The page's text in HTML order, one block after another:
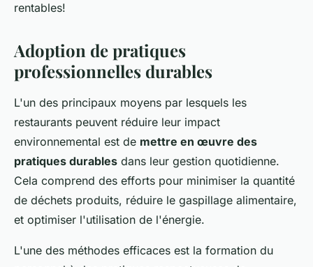
rentables!
Adoption de pratiques
professionnelles durables
L'un des principaux moyens par lesquels les
restaurants peuvent réduire leur impact
environnemental est de mettre en œuvre des
pratiques durables dans leur gestion quotidienne.
Cela comprend des efforts pour minimiser la quantité
de déchets produits, réduire le gaspillage alimentaire,
et optimiser l'utilisation de l'énergie.
L'une des méthodes efficaces est la formation du